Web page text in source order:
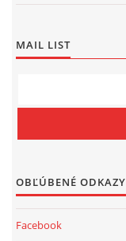
MAIL LIST
OBĽÚBENÉ ODKAZY
Facebook